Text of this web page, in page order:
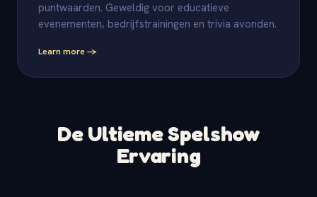
puntwaarden. Geweldig voor educatieve
evenementen, bedrijfstrainingen en trivia avonden.
Learn more -
De Ultieme Spelshow
Ervaring